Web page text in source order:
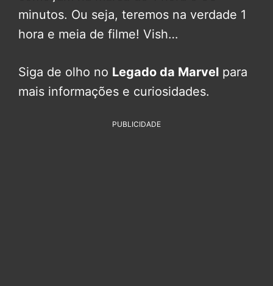
minutos. Ou seja, teremos na verdade 1
hora e meia de filme! Vish…
Siga de olho no Legado da Marvel para
mais informações e curiosidades.
PUBLICIDADE